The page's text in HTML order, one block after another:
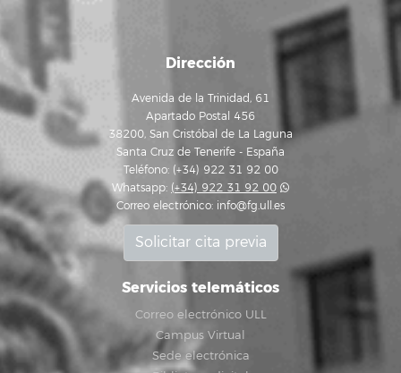
Dirección
Avenida de la Trinidad, 61
Apartado Postal 456
38200, San Cristóbal de La Laguna
Santa Cruz de Tenerife - España
Teléfono: (+34) 922 31 92 00
Whatsapp: (+34) 922 31 92 00
Correo electrónico: info@fg.ull.es
Solicitar cita previa
Servicios telemáticos
Correo electrónico ULL
Campus Virtual
Sede electrónica